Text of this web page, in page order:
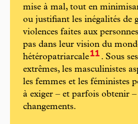
mise à mal, tout en
ou justifiant les inégalités de
violences faites aux
pas dans leur vision du
hétéropatriarcale11 . Sous
extrêmes, les masculinistes
les femmes et les féministes
à exiger – et parfois obtenir –
changements.